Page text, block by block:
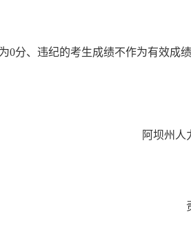
0分、违纪的考生成绩不作为有效成绩
阿坝州人